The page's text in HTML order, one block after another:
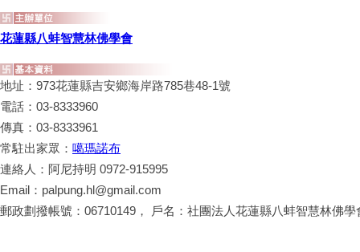
花蓮縣八蚌智慧林佛學會
地址：973花蓮縣吉安鄉海岸路785巷48-1號
電話：03-8333960
傳真：03-8333961
常駐出家眾： 噶瑪諾布
連絡人：阿尼持明 0972-915995
Email：palpung.hl@gmail.com
郵政劃撥帳號：06710149， 戶名：社團法人花蓮縣八蚌智慧林佛學